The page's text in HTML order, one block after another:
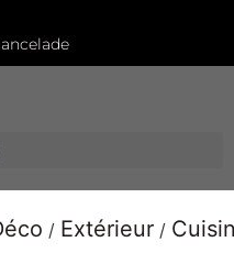
/ Extérieur /